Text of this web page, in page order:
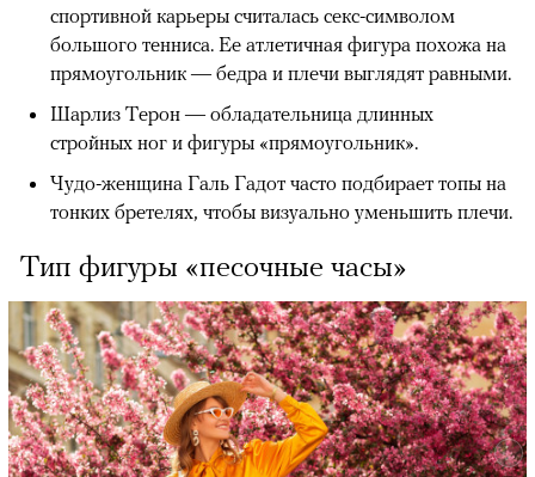
спортивной карьеры считалась секс-символом
большого тенниса. Ее атлетичная фигура похожа на
прямоугольник — бедра и плечи выглядят равными.
Шарлиз Терон — обладательница длинных
стройных ног и фигуры «прямоугольник».
Чудо-женщина Галь Гадот часто подбирает топы на
тонких бретелях, чтобы визуально уменьшить плечи.
Тип фигуры «песочные часы»